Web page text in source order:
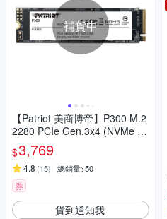
補貨中
【Patriot 美商博帝】P300 M.2
2280 PCIe Gen.3x4 (NVMe 1.
3) 1TB 固態硬碟
$3,769
4.8 (15) 總銷量>50
券
貨到通知我